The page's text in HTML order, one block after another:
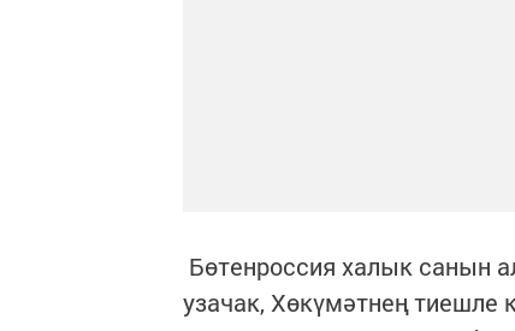
Бөтенроссия халык санын
узачак, Хөкүмәтнең тиешле